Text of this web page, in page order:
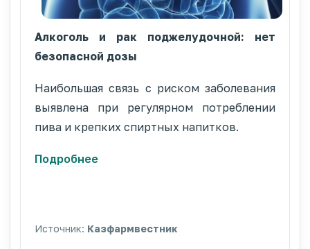
Алкоголь и рак поджелудочной: нет
безопасной дозы
Наибольшая связь с риском заболевания
выявлена при регулярном потреблении
пива и крепких спиртных напитков.
Подробнее
Источник: Казфармвестник